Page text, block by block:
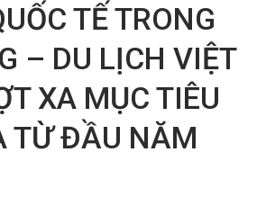
TẾ TRONG
– DU LỊCH VIỆT
XA MỤC TIÊU
TỪ ĐẦU NĂM